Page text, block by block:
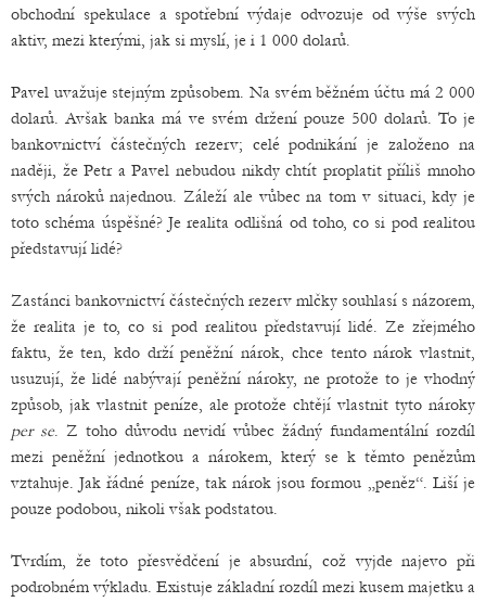
obchodní spekulace a spotřební výdaje odvozuje od výše svých
aktiv, mezi kterými, jak si myslí, je i 1 000 dolarů.
Pavel uvažuje stejným způsobem. Na svém běžném účtu má 2 000
dolarů. Avšak banka má ve svém držení pouze 500 dolarů. To je
bankovnictví částečných rezerv; celé podnikání je založeno na
naději, že Petr a Pavel nebudou nikdy chtít proplatit příliš mnoho
svých nároků najednou. Záleží ale vůbec na tom v situaci, kdy je
toto schéma úspěšné? Je realita odlišná od toho, co si pod realitou
představují lidé?
Zastánci bankovnictví částečných rezerv mlčky souhlasí s názorem,
že realita je to, co si pod realitou představují lidé. Ze zřejmého
faktu, že ten, kdo drží peněžní nárok, chce tento nárok vlastnit,
usuzují, že lidé nabývají peněžní nároky, ne protože to je vhodný
způsob, jak vlastnit peníze, ale protože chtějí vlastnit tyto nároky
per se. Z toho důvodu nevidí vůbec žádný fundamentální rozdíl
mezi peněžní jednotkou a nárokem, který se k těmto penězům
vztahuje. Jak řádné peníze, tak nárok jsou formou „peněz“. Liší je
pouze podobou, nikoli však podstatou.
Tvrdím, že toto přesvědčení je absurdní, což vyjde najevo při
podrobném výkladu. Existuje základní rozdíl mezi kusem majetku a